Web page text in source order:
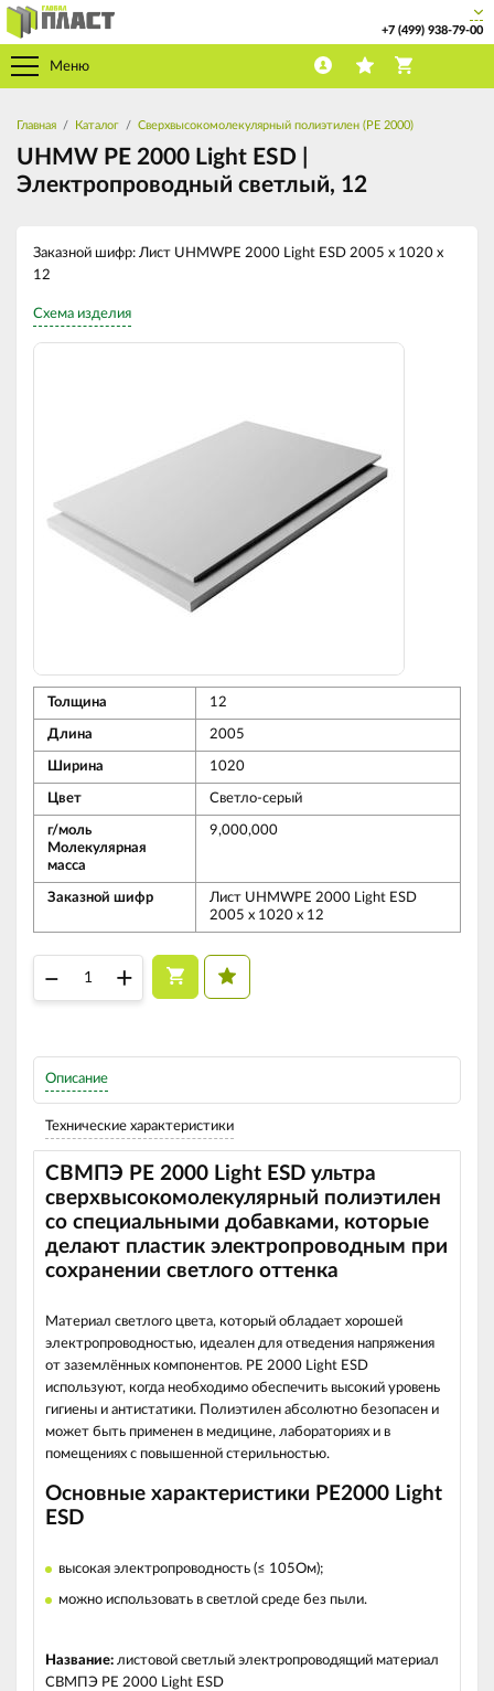
Меню
+7 (499) 938-79-00
Главная Каталог Cверхвысокомолекулярный полиэтилен (PE 2000)
UHMW PE 2000 Light ESD |
Электропроводный светлый, 12
Заказной шифр: Лист UHMWPE 2000 Light ESD 2005 х 1020 х
12
Схема изделия
Толщина 12
Длина 2005
Ширина 1020
Цвет Светло-серый
г/моль
Молекулярная
масса
9,000,000
Заказной шифр
Лист UHMWPE 2000 Light ESD
2005 х 1020 х 12
– +
Описание
Технические характеристики
СВМПЭ РЕ 2000 Light ESD ультра
сверхвысокомолекулярный полиэтилен
со специальными добавками, которые
делают пластик электропроводным при
сохранении светлого оттенка
Материал светлого цвета, который обладает хорошей
электропроводностью, идеален для отведения напряжения
от заземлённых компонентов. РЕ 2000 Light ESD
используют, когда необходимо обеспечить высокий уровень
гигиены и антистатики. Полиэтилен абсолютно безопасен и
может быть применен в медицине, лабораториях и в
помещениях с повышенной стерильностью.
Основные характеристики РЕ2000 Light
ESD
высокая электропроводность (≤ 105Ом);
можно использовать в светлой среде без пыли.
Название: листовой светлый электропроводящий материал
СВМПЭ PE 2000 Light ESD